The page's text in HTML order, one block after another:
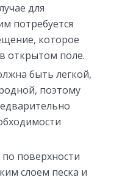
для
потребуется
которое
открытом поле.
быть легкой,
поэтому
поверхности
слоем песка и